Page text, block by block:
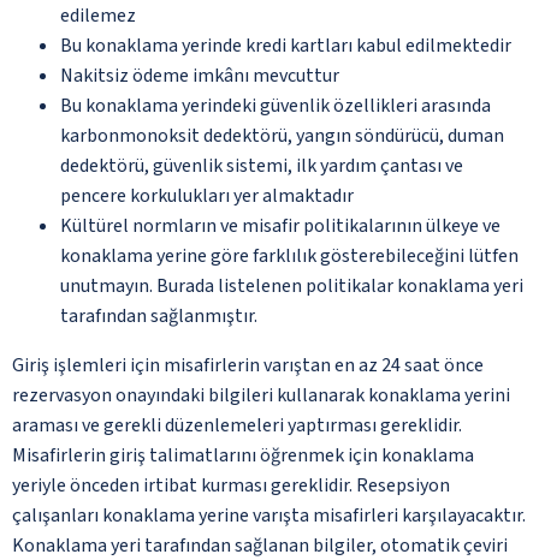
edilemez
Bu konaklama yerinde kredi kartları kabul edilmektedir
Nakitsiz ödeme imkânı mevcuttur
Bu konaklama yerindeki güvenlik özellikleri arasında
karbonmonoksit dedektörü, yangın söndürücü, duman
dedektörü, güvenlik sistemi, ilk yardım çantası ve
pencere korkulukları yer almaktadır
Kültürel normların ve misafir politikalarının ülkeye ve
konaklama yerine göre farklılık gösterebileceğini lütfen
unutmayın. Burada listelenen politikalar konaklama yeri
tarafından sağlanmıştır.
Giriş işlemleri için misafirlerin varıştan en az 24 saat önce
rezervasyon onayındaki bilgileri kullanarak konaklama yerini
araması ve gerekli düzenlemeleri yaptırması gereklidir.
Misafirlerin giriş talimatlarını öğrenmek için konaklama
yeriyle önceden irtibat kurması gereklidir. Resepsiyon
çalışanları konaklama yerine varışta misafirleri karşılayacaktır.
Konaklama yeri tarafından sağlanan bilgiler, otomatik çeviri